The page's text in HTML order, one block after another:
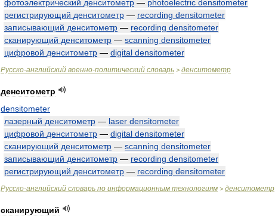
фотоэлектрический денситометр — photoelectric densitometer
регистрирующий денситометр — recording densitometer
записывающий денситометр — recording densitometer
сканирующий денситометр — scanning densitometer
цифровой денситометр — digital densitometer
Русско-английский военно-политический словарь > денситометр
денситометр
densitometer
лазерный денситометр — laser densitometer
цифровой денситометр — digital densitometer
сканирующий денситометр — scanning densitometer
записывающий денситометр — recording densitometer
регистрирующий денситометр — recording densitometer
Русско-английский словарь по информационным технологиям > денситометр
сканирующий